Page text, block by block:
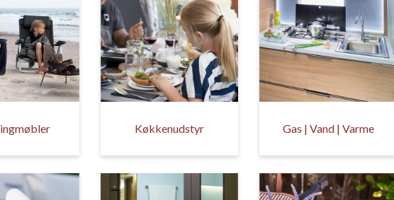
Køkkenudstyr Gas | Vand | Varme